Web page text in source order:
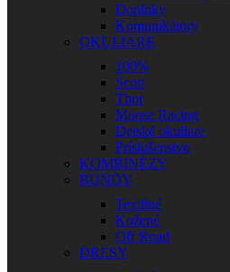
Doplnky
Komunikátory
OKULIARE
100%
Scott
Thor
Moose Racing
Detské okuliare
Príslušenstvo
KOMBINÉZY
BUNDY
Textilné
Kožené
Off Road
DRESY